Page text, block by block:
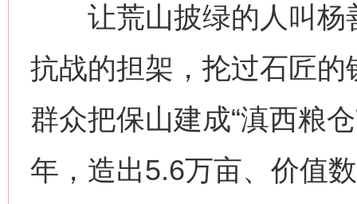
让荒山披绿的人叫杨
抗战的担架，抡过石匠
群众把保山建成“滇西粮
年，造出5.6万亩、价值